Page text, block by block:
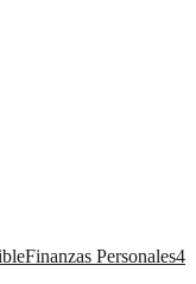
Finanzas Personales4